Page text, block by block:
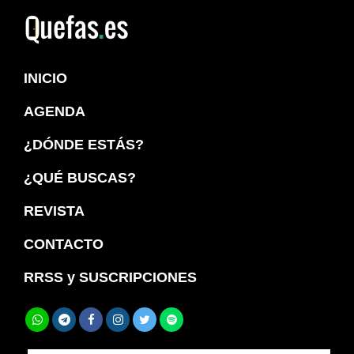
navegación
principal
principal
INICIO
AGENDA
¿DÓNDE ESTÁS?
¿QUÉ BUSCAS?
REVISTA
CONTACTO
RRSS y SUSCRIPCIONES